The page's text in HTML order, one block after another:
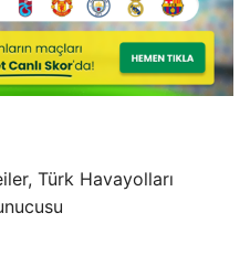
Türk Havayolları